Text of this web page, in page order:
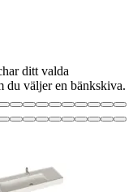
ditt valda
du väljer en bänkskiva.